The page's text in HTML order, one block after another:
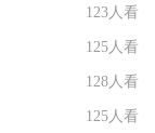
123人看
125人看
128人看
125人看